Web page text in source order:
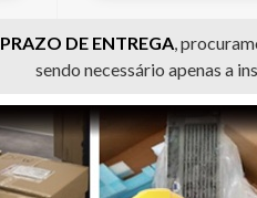
PRAZO DE ENTREGA,
sendo necessário apenas a